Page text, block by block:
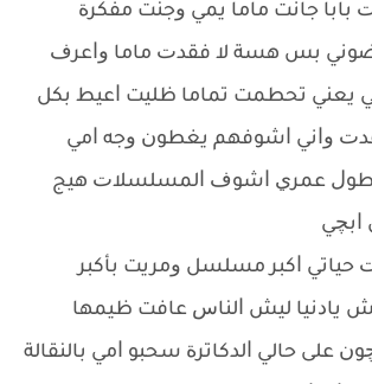
ﺟﺎﻧﺖ ﻣﺎﻣﺎ ﻳﻤﻲ ﻭﺟﻨﺖ ﻣﻔﻜﺮﺓ
ﺑﺲ ﻫﺴﺔ ﻻ ﻓﻘﺪﺕ ﻣﺎﻣﺎ ﻭﺍﻋﺮﻑ
ﻳﻌﻨﻲ ﺗﺤﻄﻤﺖ ﺗﻤﺎﻣﺎ ﻇﻠﻴﺖ ﺍﻋﻴﻂ ﺑﻜﻞ
ﻭﺍﻧﻲ ﺍﺷﻮﻓﻬﻢ ﻳﻐﻄﻮﻥ ﻭﺟﻪ ﺍﻣﻲ
ﻃﻮﻝ ﻋﻤﺮﻱ ﺍﺷﻮﻑ ﺍﻟﻤﺴﻠﺴﻼﺕ ﻫﻴﺞ
ﺍﺑﭽﻲ
ﺣﻴﺎﺗﻲ ﺍﻛﺒﺮ ﻣﺴﻠﺴﻞ ﻭﻣﺮﻳﺖ ﺑﺄﻛﺒﺮ
ﻳﺎﺩﻧﻴﺎ ﻟﻴﺶ ﺍﻟﻨﺎﺱ ﻋﺎﻓﺖ ﻇﻴﻤﻬﺎ
ﻋﻠﻰ ﺣﺎﻟﻲ ﺍﻟﺪﻛﺎﺗﺮﺓ ﺳﺤﺒﻮ ﺍﻣﻲ ﺑﺎﻟﻨﻘﺎﻟﺔ